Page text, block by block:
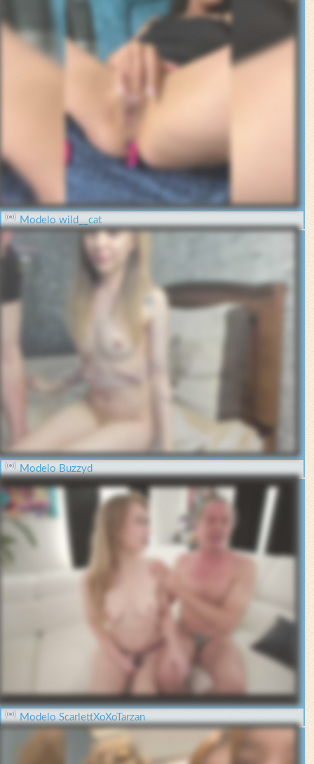
Modelo wild__cat
Modelo Buzzyd
Modelo ScarlettXoXoTarzan